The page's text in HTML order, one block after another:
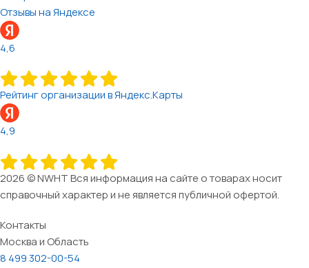
Отзывы на Яндексе
4,6
Рейтинг организации в Яндекс.Карты
4,9
2026 © NWHT Вся информация на сайте о товарах носит
справочный характер и не является публичной офертой.
Контакты
Москва и Область
8 499 302-00-54